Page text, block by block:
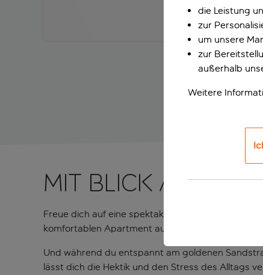
Mit Blick auf die
Freue dich auf eine spektakuläre Aussicht und
komfortablen Apartment aus kannst du den Blick
Und während du entspannt am goldenen
lässt dich die Hektik und den Stress des Alltags
die Leistung
zur
um unsere
zur
außerhalb
Weitere